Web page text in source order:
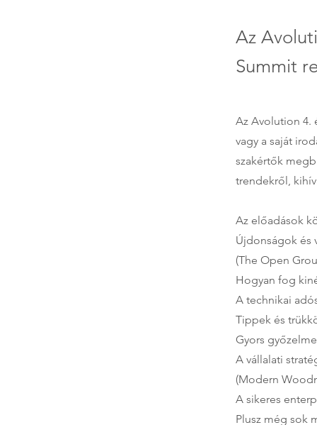
Az
Summit
Az Avolution 4.
vagy a saját
szakértők
trendekről,
Az előadások
Újdonságok és
(The Open
Hogyan fog
A technikai
Tippek és
Gyors
A vállalati
(Modern
A sikeres
Plusz még sok